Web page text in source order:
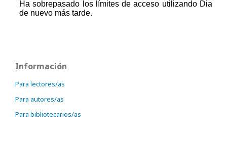
Información
Para lectores/as
Para autores/as
Para bibliotecarios/as